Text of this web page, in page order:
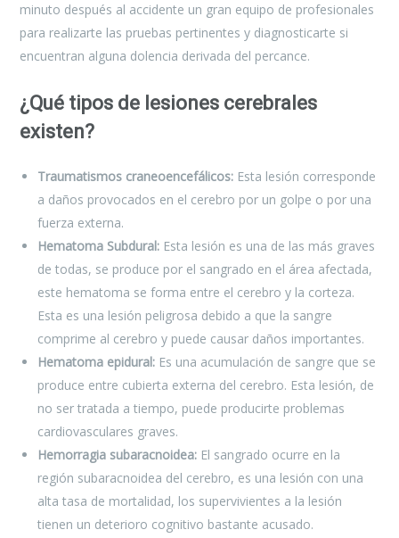
minuto después al accidente un gran equipo de profesionales
para realizarte las pruebas pertinentes y diagnosticarte si
encuentran alguna dolencia derivada del percance.
¿Qué tipos de lesiones cerebrales
existen?
Traumatismos craneoencefálicos: Esta lesión corresponde
a daños provocados en el cerebro por un golpe o por una
fuerza externa.
Hematoma Subdural: Esta lesión es una de las más graves
de todas, se produce por el sangrado en el área afectada,
este hematoma se forma entre el cerebro y la corteza.
Esta es una lesión peligrosa debido a que la sangre
comprime al cerebro y puede causar daños importantes.
Hematoma epidural: Es una acumulación de sangre que se
produce entre cubierta externa del cerebro. Esta lesión, de
no ser tratada a tiempo, puede producirte problemas
cardiovasculares graves.
Hemorragia subaracnoidea: El sangrado ocurre en la
región subaracnoidea del cerebro, es una lesión con una
alta tasa de mortalidad, los supervivientes a la lesión
tienen un deterioro cognitivo bastante acusado.